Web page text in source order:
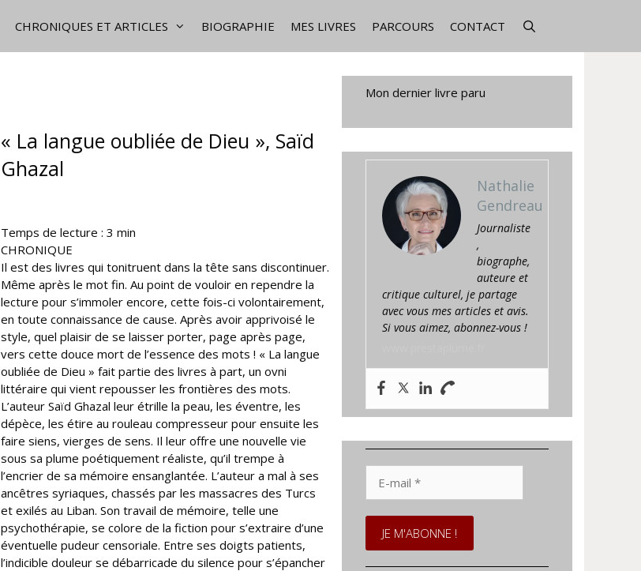
CHRONIQUES ET ARTICLES BIOGRAPHIE MES LIVRES PARCOURS CONTACT
« La langue oubliée de Dieu », Saïd
Ghazal
Temps de lecture :3 min
CHRONIQUE
Il est des livres qui tonitruent dans la tête sans discontinuer.
Même après le mot fin. Au point de vouloir en rependre la
lecture pour s’immoler encore, cette fois-ci volontairement,
en toute connaissance de cause. Après avoir apprivoisé le
style, quel plaisir de se laisser porter, page après page,
vers cette douce mort de l’essence des mots ! « La langue
oubliée de Dieu » fait partie des livres à part, un ovni
littéraire qui vient repousser les frontières des mots.
L’auteur Saïd Ghazal leur étrille la peau, les éventre, les
dépèce, les étire au rouleau compresseur pour ensuite les
faire siens, vierges de sens. Il leur offre une nouvelle vie
sous sa plume poétiquement réaliste, qu’il trempe à
l’encrier de sa mémoire ensanglantée. L’auteur a mal à ses
ancêtres syriaques, chassés par les massacres des Turcs
et exilés au Liban. Son travail de mémoire, telle une
psychothérapie, se colore de la fiction pour s’extraire d’une
éventuelle pudeur censoriale. Entre ses doigts patients,
l’indicible douleur se débarricade du silence pour s’épancher
Mon dernier livre paru
Nathalie
Gendreau
Journaliste
,
biographe,
auteure et
critique culturel, je partage
avec vous mes articles et avis.
Si vous aimez, abonnez-vous !
mail
*